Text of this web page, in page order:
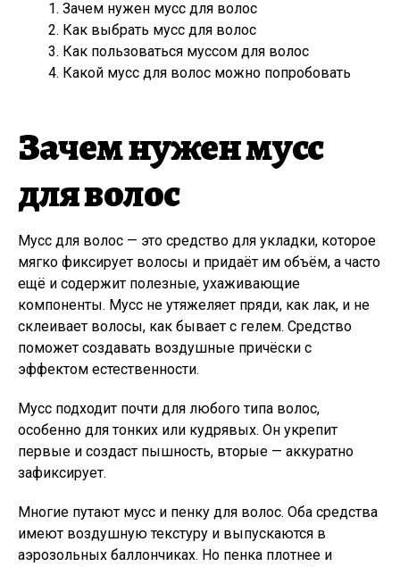
Зачем нужен мусс для волос
Как выбрать мусс для волос
Как пользоваться муссом для волос
Какой мусс для волос можно попробовать
Зачем нужен мусс
для волос
Мусс для волос — это средство для укладки, которое
мягко фиксирует волосы и придаёт им объём, а часто
ещё и содержит полезные, ухаживающие
компоненты. Мусс не утяжеляет пряди, как лак, и не
склеивает волосы, как бывает с гелем. Средство
поможет создавать воздушные причёски с
эффектом естественности.
Мусс подходит почти для любого типа волос,
особенно для тонких или кудрявых. Он укрепит
первые и создаст пышность, вторые — аккуратно
зафиксирует.
Многие путают мусс и пенку для волос. Оба средства
имеют воздушную текстуру и выпускаются в
аэрозольных баллончиках. Но пенка плотнее и